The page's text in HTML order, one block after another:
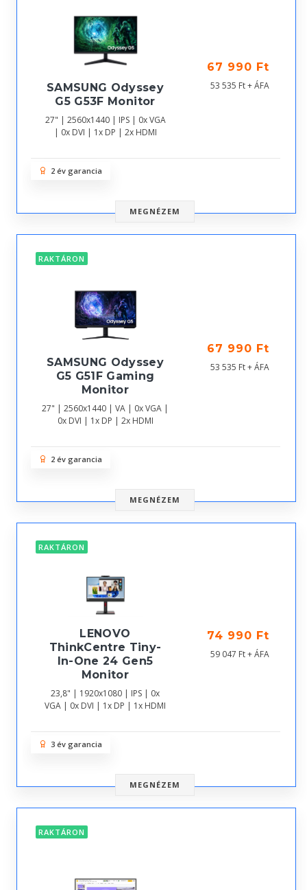
SAMSUNG Odyssey
G5 G53F Monitor
27" | 2560x1440 | IPS | 0x VGA
| 0x DVI | 1x DP | 2x HDMI
67 990 Ft
53 535 Ft + ÁFA
2 év garancia
MEGNÉZEM
RAKTÁRON
SAMSUNG Odyssey
G5 G51F Gaming
Monitor
27" | 2560x1440 | VA | 0x VGA |
0x DVI | 1x DP | 2x HDMI
67 990 Ft
53 535 Ft + ÁFA
2 év garancia
MEGNÉZEM
RAKTÁRON
LENOVO
ThinkCentre Tiny-
In-One 24 Gen5
Monitor
23,8" | 1920x1080 | IPS | 0x
VGA | 0x DVI | 1x DP | 1x HDMI
74 990 Ft
59 047 Ft + ÁFA
3 év garancia
MEGNÉZEM
RAKTÁRON